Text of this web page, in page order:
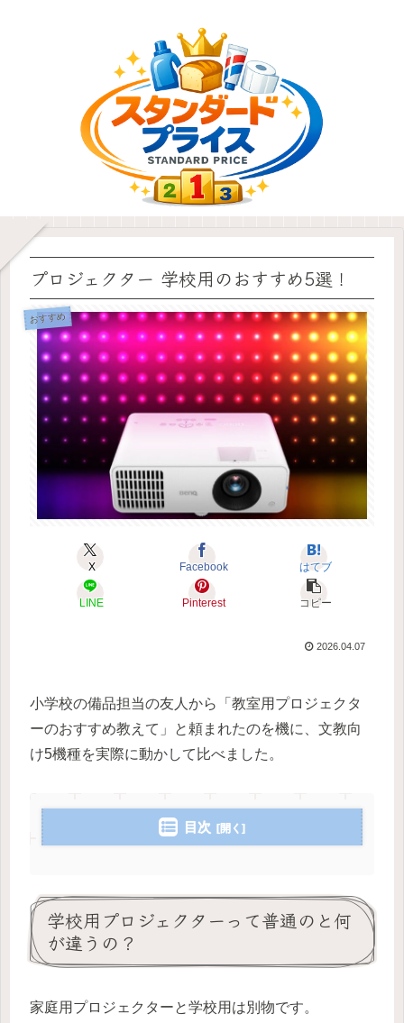
プロジェクター 学校用のおすすめ5選！
おすすめ
X Facebook はてブ
LINE Pinterest コピー
2026.04.07
小学校の備品担当の友人から「教室用プロジェクタ
ーのおすすめ教えて」と頼まれたのを機に、文教向
け5機種を実際に動かして比べました。
目次
学校用プロジェクターって普通のと何
が違うの？
家庭用プロジェクターと学校用は別物です。